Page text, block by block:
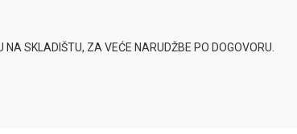
SKLADIŠTU, ZA VEĆE NARUDŽBE PO DOGOVORU.